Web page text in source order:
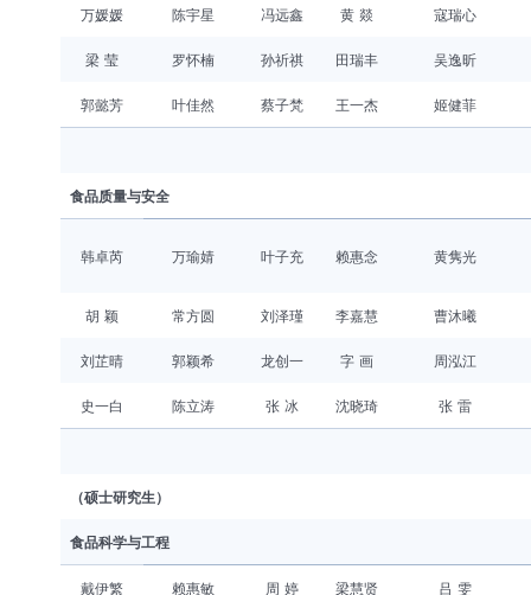
万媛媛 陈宇星 冯远鑫 黄 燚 寇瑞心
梁 莹 罗怀楠 孙祈祺 田瑞丰 吴逸昕
郭懿芳 叶佳然 蔡子梵 王一杰 姬健菲
食品质量与安全
韩卓芮 万瑜婧 叶子充 赖惠念 黄隽光
胡 颖 常方圆 刘泽瑾 李嘉慧 曹沐曦
刘芷晴 郭颖希 龙创一 字 画 周泓江
史一白 陈立涛 张 冰 沈晓琦 张 雷
（硕士研究生）
食品科学与工程
戴伊繁 赖惠敏 周 婷 梁慧贤 吕 雯